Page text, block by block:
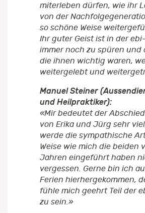
miterleben dürfen, wie ihr
von der
so schöne Weise
Ihr guter Geist ist in der
immer noch zu spüren und
die ihnen wichtig waren,
weitergelebt und
Manuel Steiner
und Heilpraktiker):
«Mir bedeutet der
von Erika und Jürg sehr
werde die sympathische
Weise wie mich die beiden
Jahren eingeführt haben
vergessen. Gerne bin ich
Ferien hierhergekommen,
fühle mich geehrt Teil der
zu sein.»